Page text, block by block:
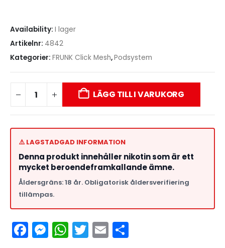
Availability: I lager
Artikelnr: 4842
Kategorier: FRUNK Click Mesh,Podsystem
LÄGG TILL I VARUKORG
⚠️ LAGSTADGAD INFORMATION
Denna produkt innehåller nikotin som är ett
mycket beroendeframkallande ämne.
Åldersgräns: 18 år. Obligatorisk åldersverifiering
tillämpas.
Facebook
Messenger
WhatsApp
Twitter
Email